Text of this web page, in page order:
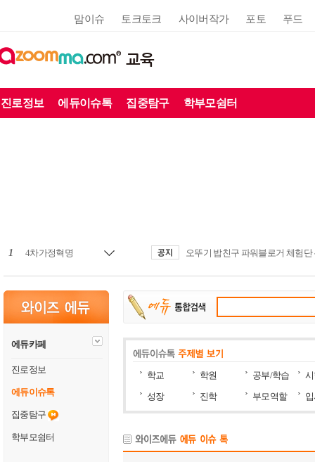
맘이슈 토크토크 사이버작가 포토 푸드
교육
진로정보 에듀이슈톡 집중탐구 학부모쉼터
1 4차가정혁명
에듀카페
진로정보
에듀이슈톡
집중탐구
학부모쉼터
학교 학원 공부/학습
성장
진학 부모역할